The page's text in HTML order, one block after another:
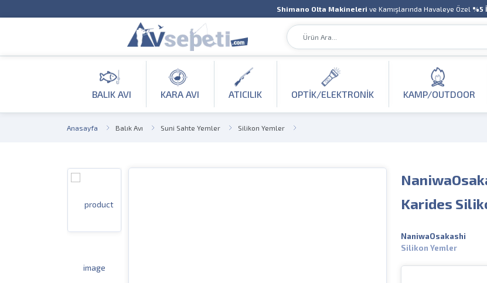
Shimano Olta Makineleri ve Kamışlarında Havaleye Özel %5
BALIK AVI KARA AVI ATICILIK OPTIK/ELEKTRONIK KAMP/OUTDOOR
Anasayfa Balık Avı Suni Sahte Yemler Silikon Yemler
Karides
NaniwaOsakashi
Silikon Yemler